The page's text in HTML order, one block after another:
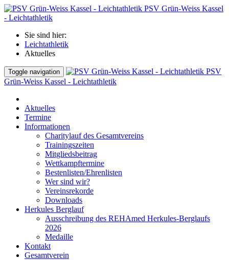
PSV Grün-Weiss Kassel
- Leichtathletik
Sie sind hier:
Leichtathletik
Aktuelles
Toggle navigation
PSV
Grün-Weiss Kassel - Leichtathletik
Aktuelles
Termine
Informationen
Charitylauf des Gesamtvereins
Trainingszeiten
Mitgliedsbeitrag
Wettkampftermine
Bestenlisten/Ehrenlisten
Wer sind wir?
Vereinsrekorde
Downloads
Herkules Berglauf
Ausschreibung des REHAmed Herkules-Berglaufs
2026
Medaille
Kontakt
Gesamtverein